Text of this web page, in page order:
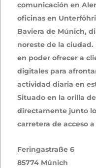
comunicación en
oficinas en
Baviera de Múnich,
noreste de la
en poder ofrecer a
digitales para
actividad diaria en
Situado en la orilla
directamente junto
carretera de acceso
Feringastraße 6
85774 Múnich